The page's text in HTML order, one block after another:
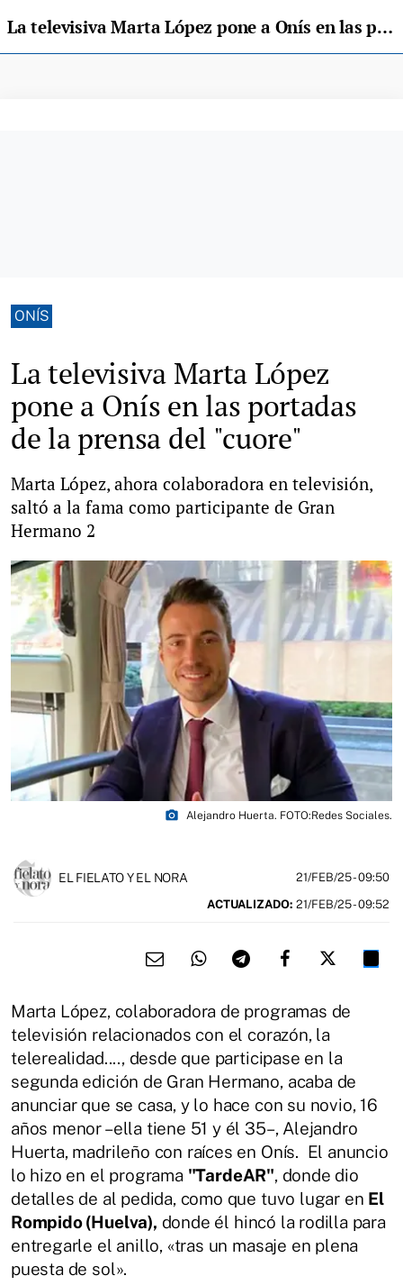
La televisiva Marta López pone a Onís en las portadas de la prensa del "cuore"
ONÍS
La televisiva Marta López
pone a Onís en las portadas
de la prensa del "cuore"
Marta López, ahora colaboradora en televisión,
saltó a la fama como participante de Gran
Hermano 2
photo_camera Alejandro Huerta. FOTO:Redes Sociales.
EL FIELATO Y EL NORA 21/FEB/25- 09:50
ACTUALIZADO: 21/FEB/25 - 09:52
Marta López, colaboradora de programas de
televisión relacionados con el corazón, la
telerealidad...., desde que participase en la
segunda edición de Gran Hermano, acaba de
anunciar que se casa, y lo hace con su novio, 16
años menor –ella tiene 51 y él 35–, Alejandro
Huerta, madrileño con raíces en Onís. El anuncio
lo hizo en el programa "TardeAR", donde dio
detalles de al pedida, como que tuvo lugar en El
Rompido (Huelva), donde él hincó la rodilla para
entregarle el anillo, «tras un masaje en plena
puesta de sol».